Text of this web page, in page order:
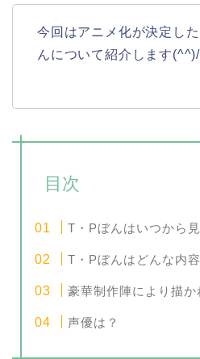
今回はアニメ化が決定し
んについて紹介します(^^)/
目次
T・Pぼんはいつから
T・Pぼんはどんな内容
豪華制作陣により描
声優は？